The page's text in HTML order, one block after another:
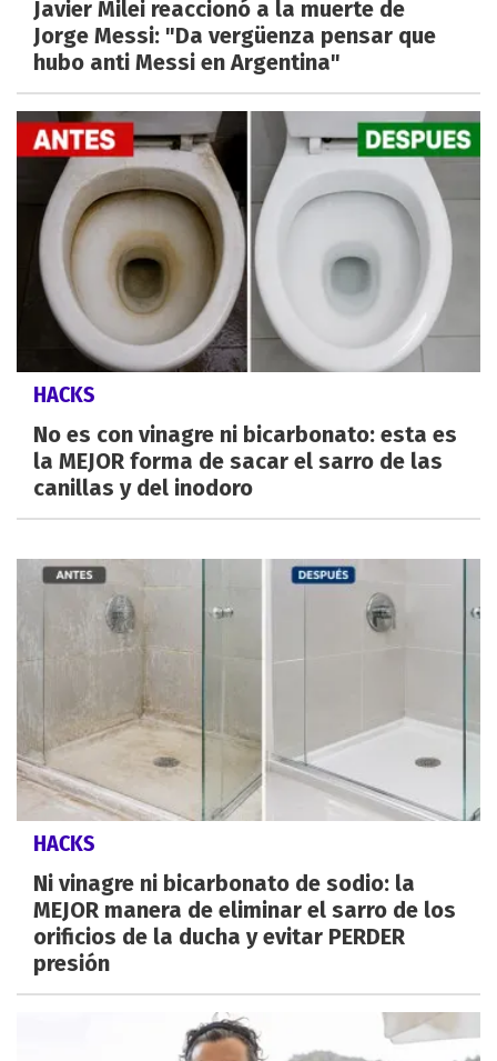
Javier Milei reaccionó a la muerte de
Jorge Messi: "Da vergüenza pensar que
hubo anti Messi en Argentina"
HACKS
No es con vinagre ni bicarbonato: esta es
la MEJOR forma de sacar el sarro de las
canillas y del inodoro
HACKS
Ni vinagre ni bicarbonato de sodio: la
MEJOR manera de eliminar el sarro de los
orificios de la ducha y evitar PERDER
presión